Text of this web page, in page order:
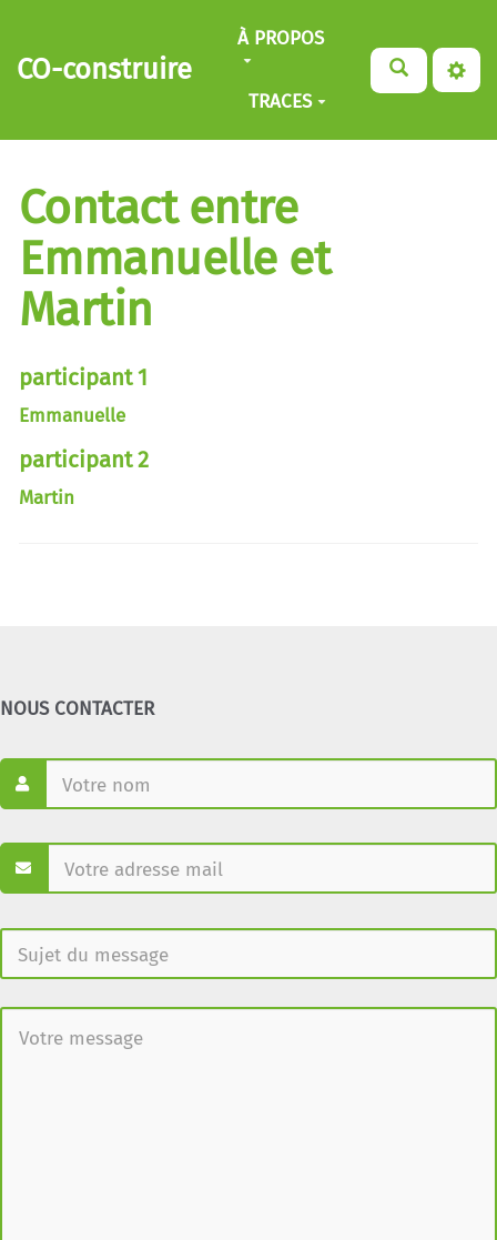
Aller au contenu principal
CO-construire
À PROPOS
TRACES
Contact entre
Emmanuelle et
Martin
participant 1
Emmanuelle
participant 2
Martin
NOUS CONTACTER